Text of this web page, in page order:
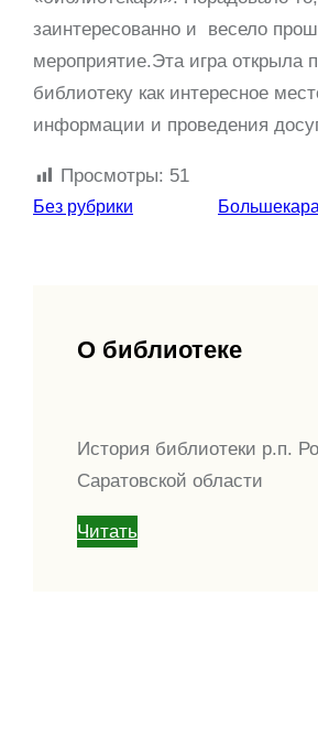
заинтересованно и весело
мероприятие.Эта игра открыла
библиотеку как интересное
информации и проведения
Просмотры: 51
Без рубрики
О библиотеке
История библиотеки р.п.
Саратовской области
Читать